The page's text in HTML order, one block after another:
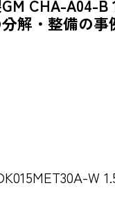
CHA-A04-B
解・整備の事
W